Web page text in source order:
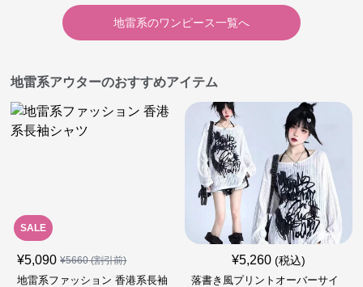
地雷系のワンピース一覧へ
地雷系アウターのおすすめアイテム
SALE
¥5,090 ¥5660(割引前)
地雷系ファッション 香港系長袖
¥5,260 (税込)
落書き風プリントオーバーサイ